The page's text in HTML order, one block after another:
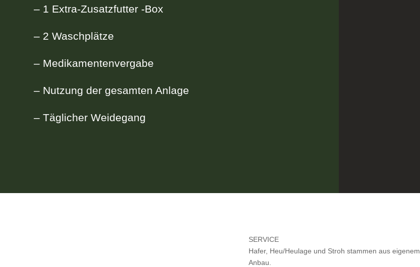
– 1 Extra-Zusatzfutter -Box
– 2 Waschplätze
– Medikamentenvergabe
– Nutzung der gesamten Anlage
– Täglicher Weidegang
SERVICE
Hafer, Heu/Heulage und Stroh stammen aus eigenem
Anbau.